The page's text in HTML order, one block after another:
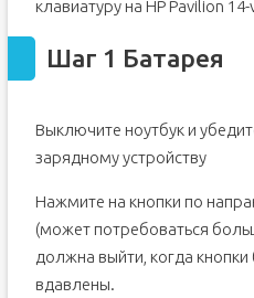
клавиатуру на HP Pavilion
Шаг 1 Батарея
Выключите ноутбук и
зарядному устройству
Нажмите на кнопки по
(может потребоваться
должна выйти, когда
вдавлены.